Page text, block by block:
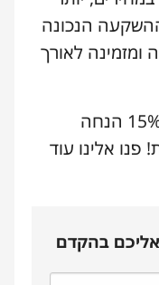
ההשקעה הנכונה
ומזמינה לאורך
מבצע מיוחד לקוראי המאמר - 15% הנחה
פנו אלינו עוד
אליכם בהקדם